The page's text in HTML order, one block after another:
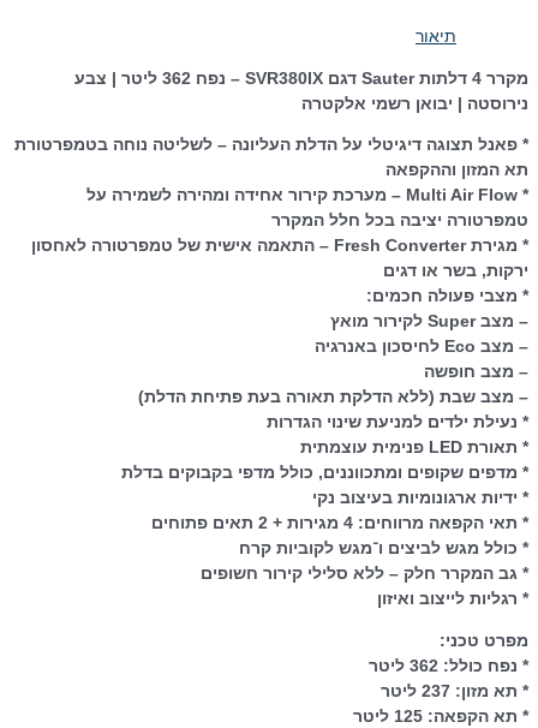
תיאור
מקרר 4 דלתות Sauter דגם SVR380IX – נפח 362 ליטר | צבע
נירוסטה | יבואן רשמי אלקטרה
* פאנל תצוגה דיגיטלי על הדלת העליונה – לשליטה נוחה בטמפרטורת
תא המזון וההקפאה
* Multi Air Flow – מערכת קירור אחידה ומהירה לשמירה על
טמפרטורה יציבה בכל חלל המקרר
* מגירת Fresh Converter – התאמה אישית של טמפרטורה לאחסון
ירקות, בשר או דגים
* מצבי פעולה חכמים:
– מצב Super לקירור מואץ
– מצב Eco לחיסכון באנרגיה
– מצב חופשה
– מצב שבת (ללא הדלקת תאורה בעת פתיחת הדלת)
* נעילת ילדים למניעת שינוי הגדרות
* תאורת LED פנימית עוצמתית
* מדפים שקופים ומתכווננים, כולל מדפי בקבוקים בדלת
* ידיות ארגונומיות בעיצוב נקי
* תאי הקפאה מרווחים: 4 מגירות + 2 תאים פתוחים
* כולל מגש לביצים ו־מגש לקוביות קרח
* גב המקרר חלק – ללא סלילי קירור חשופים
* רגליות לייצוב ואיזון
מפרט טכני:
* נפח כולל: 362 ליטר
* תא מזון: 237 ליטר
* תא הקפאה: 125 ליטר